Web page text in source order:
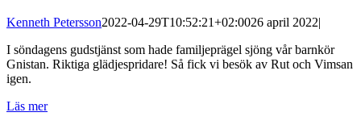
Kenneth Petersson2022-04-29T10:52:21+02:0026 april 2022|
I söndagens gudstjänst som hade familjeprägel sjöng vår barnkör
Gnistan. Riktiga glädjespridare! Så fick vi besök av Rut och Vimsan
igen.
Läs mer